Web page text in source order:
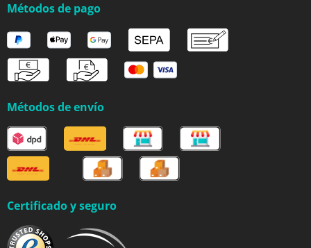
Métodos de pago
Métodos de envío
Certificado y seguro